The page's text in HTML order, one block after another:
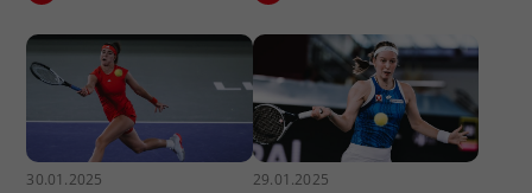
30.01.2025 29.01.2025